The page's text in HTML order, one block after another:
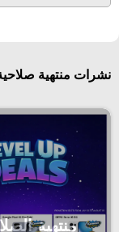
نشرات منتهية
منتهية